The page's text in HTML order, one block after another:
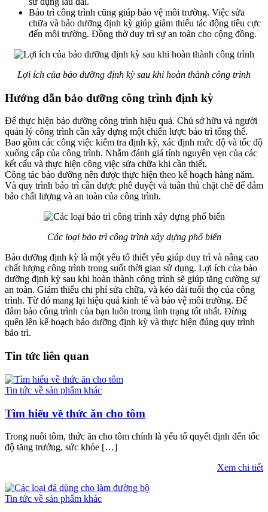
Bảo trì công trình cũng giúp bảo vệ môi trường. Việc sửa
chữa và bảo dưỡng định kỳ giúp giảm thiểu tác động tiêu cực
đến môi trường. Đồng thờ duy trì sự an toàn cho cộng đồng.
Lợi ích của bảo dưỡng định kỳ sau khi hoàn thành công trình
Hướng dẫn bảo dưỡng công trình định kỳ
Để thực hiện bảo dưỡng công trình hiệu quả. Chủ sở hữu và người
quản lý công trình cần xây dựng một chiến lược bảo trì tổng thể.
Bao gồm các công việc kiểm tra định kỳ, xác định mức độ và tốc độ
xuống cấp của công trình. Nhằm đánh giá tính nguyên vẹn của các
kết cấu và thực hiện công việc sửa chữa khi cần thiết.
Công tác bảo dưỡng nên được thực hiện theo kế hoạch hàng năm.
Và quy trình bảo trì cần được phê duyệt và tuân thủ chặt chẽ để đảm
bảo chất lượng và an toàn của công trình.
Các loại bảo trì công trình xây dựng phổ biến
Bảo dưỡng định kỳ là một yếu tố thiết yếu giúp duy trì và nâng cao
chất lượng công trình trong suốt thời gian sử dụng. Lợi ích của bảo
dưỡng định kỳ sau khi hoàn thành công trình sẽ giúp tăng cường sự
an toàn. Giảm thiểu chi phí sửa chữa, và kéo dài tuổi thọ của công
trình. Từ đó mang lại hiệu quả kinh tế và bảo vệ môi trường. Để
đảm bảo công trình của bạn luôn trong tình trạng tốt nhất. Đừng
quên lên kế hoạch bảo dưỡng định kỳ và thực hiện đúng quy trình
bảo trì.
Tin tức liên quan
Tin tức về sản phẩm khác
Tìm hiểu về thức ăn cho tôm
Trong nuôi tôm, thức ăn cho tôm chính là yếu tố quyết định đến tốc
độ tăng trưởng, sức khỏe […]
Xem chi tiết
Tin tức về sản phẩm khác